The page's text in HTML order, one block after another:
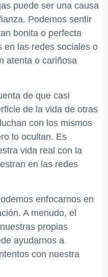
puede ser una causa
Podemos sentir
bonita o perfecta
en las redes sociales o
atenta o cariñosa
de que casi
de la vida de otras
con los mismos
lo ocultan. Es
vida real con la
en las redes
enfocarnos en
A menudo, el
propias
ayudarnos a
con nuestra